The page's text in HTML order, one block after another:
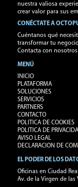
nuestra valiosa
crear valor para sus
CONÉCTATE A
Cuéntanos qué
transformar tu
Contacta con nosotros
MENÚ
INICIO
PLATAFORMA
SOLUCIONES
SERVICIOS
PARTNERS
CONTACTO
POLITICA DE COOKIES
POLITICA DE
AVISO LEGAL
DECLARACION DE
EL PODER DE LOS
Oficinas en Ciudad Real
Av. de la Virgen de las